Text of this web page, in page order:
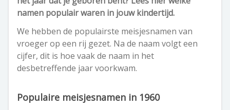
namen populair waren in jouw kindertijd.
We hebben de populairste meisjesnamen van
vroeger op een rij gezet. Na de naam volgt een
cijfer, dit is hoe vaak de naam in het
desbetreffende jaar voorkwam.
Populaire meisjesnamen in 1960